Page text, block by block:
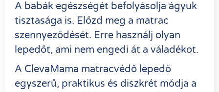
A babák egészségét befolyásolja ágyuk
tisztasága is. Előzd meg a matrac
szennyeződését. Erre használj olyan
lepedőt, ami nem engedi át a váladékot.
A ClevaMama matracvédő lepedő
egyszerű, praktikus és diszkrét módja a